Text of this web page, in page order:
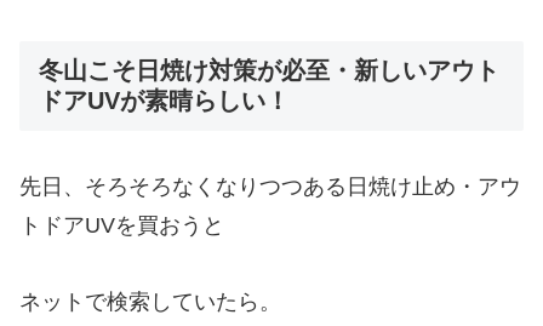
冬山こそ日焼け対策が必至・新しいアウト
ドアUVが素晴らしい！
先日、そろそろなくなりつつある日焼け止め・アウ
トドアUVを買おうと
ネットで検索していたら。